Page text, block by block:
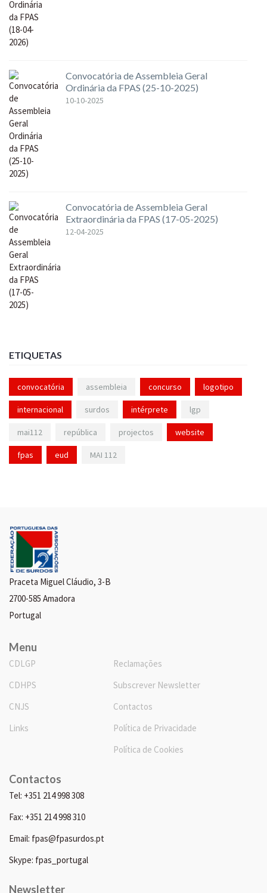
Convocatória de Assembleia Geral
Ordinária da FPAS (25-10-2025)
10-10-2025
Convocatória de Assembleia Geral
Extraordinária da FPAS (17-05-2025)
12-04-2025
ETIQUETAS
convocatória assembleia concurso logotipo
internacional surdos intérprete lgp
mai112 república projectos website
fpas eud MAI 112
Praceta Miguel Cláudio, 3-B
2700-585 Amadora
Portugal
Menu
CDLGP
CDHPS
CNJS
Links
Reclamações
Subscrever Newsletter
Contactos
Política de Privacidade
Política de Cookies
Contactos
Tel: +351 214 998 308
Fax: +351 214 998 310
Email: fpas@fpasurdos.pt
Skype: fpas_portugal
Newsletter